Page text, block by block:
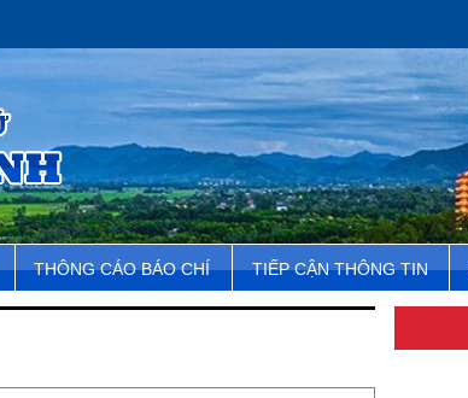
THÔNG CÁO BÁO CHÍ TIẾP CẬN THÔNG TIN